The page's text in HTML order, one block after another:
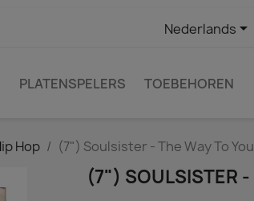
Nederlands
PLATENSPELERS TOEBEHOREN
Hop (7") Soulsister - The Way To
(7") SOULSISTER -